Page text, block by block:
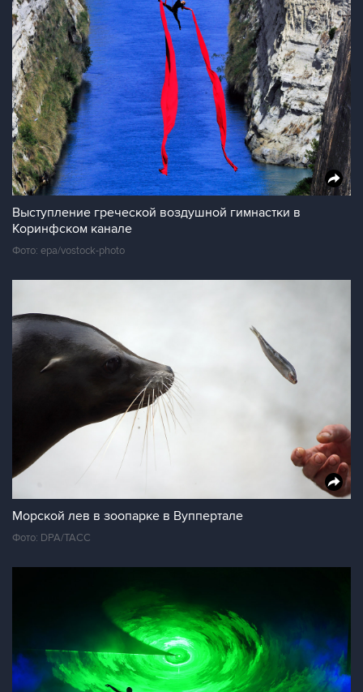
Выступление греческой воздушной гимнастки в
Коринфском канале
Фото: epa/vostock-photo
Морской лев в зоопарке в Вуппертале
Фото: DPA/ТАСС